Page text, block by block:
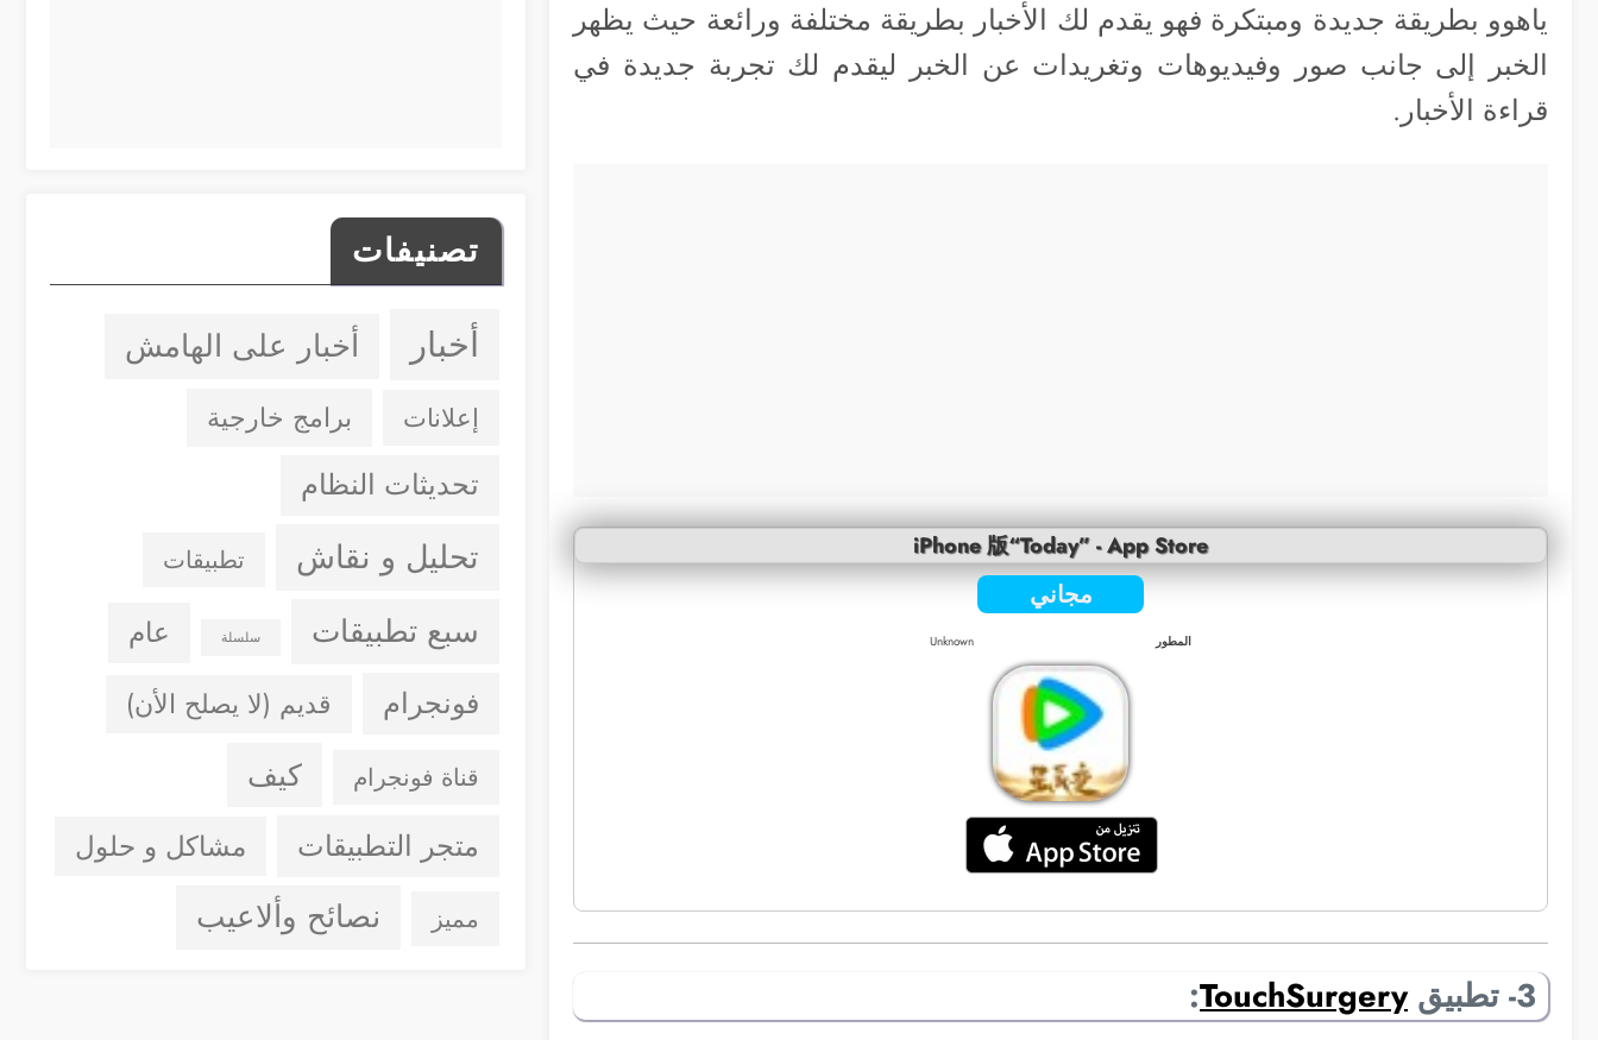
ياهوو بطريقة جديدة ومبتكرة فهو يقدم لك الأخبار بطريقة مختلفة ورائعة حيث يظهر
الخبر إلى جانب صور وفيديوهات وتغريدات عن الخبر ليقدم لك تجربة جديدة في
قراءة الأخبار.
iPhone 版“Today” - App Store
مجاني
المطور Unknown
3- تطبيق TouchSurgery
:
تصنيفات
أخبار أخبار على الهامش
إعلانات برامج خارجية
تحديثات النظام
تحليل و نقاش تطبيقات
سبع تطبيقات سلسلة عام
فونجرام قديم (لا يصلح الأن)
قناة فونجرام كيف
متجر التطبيقات مشاكل و حلول
مميز نصائح وألاعيب